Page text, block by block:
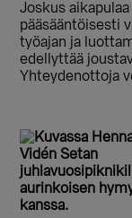
Joskus
pääsääntöisesti
työajan ja
edellyttää
Yhteydenottoja